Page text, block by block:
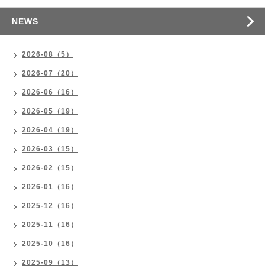
NEWS
2026-08（5）
2026-07（20）
2026-06（16）
2026-05（19）
2026-04（19）
2026-03（15）
2026-02（15）
2026-01（16）
2025-12（16）
2025-11（16）
2025-10（16）
2025-09（13）